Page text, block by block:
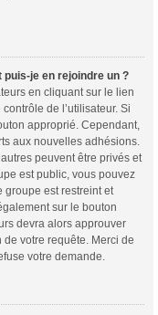
je en rejoindre un ?
en cliquant sur le lien
de l’utilisateur. Si
approprié. Cependant,
aux nouvelles adhésions.
peuvent être privés et
est public, vous pouvez
groupe est restreint et
sur le bouton
devra alors approuver
votre requête. Merci de
votre demande.